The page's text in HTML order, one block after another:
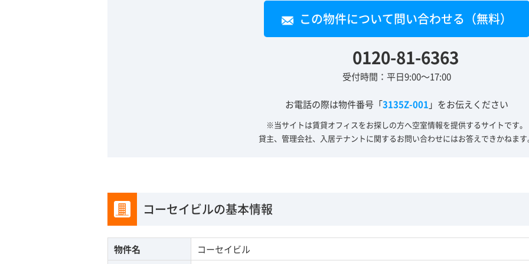
この物件について問い合わせる（無料）
0120-81-6363
受付時間：平日9:00～17:00
お電話の際は物件番号「3135Z-001 」をお伝えください
※当サイトは賃貸オフィスをお探しの方へ空室情報を提供するサイトです。
貸主、管理会社、入居テナントに関するお問い合わせにはお答えできかねま
コーセイビルの基本情報
物件名 コーセイビル